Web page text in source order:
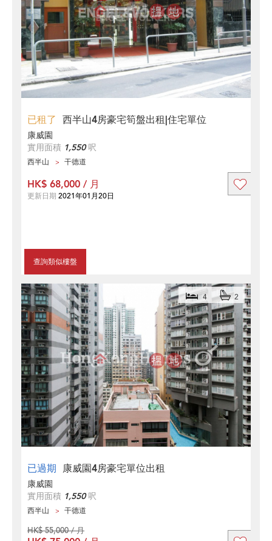
已租了 西半山4房豪宅筍盤出租|住宅單位
康威園
實用面積 1,550呎
西半山 干德道
查詢類似樓盤
HK$ 68,000 / 月
更新日期 2021年01月20日
已過期 康威園4房豪宅單位出租
4 2
康威園
實用面積 1,550呎
西半山 干德道
HK$ 55,000 / 月